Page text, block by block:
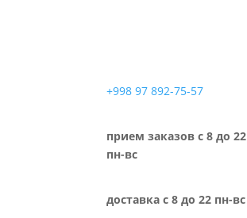
+998 97 892-75-57
прием заказов с 8 до 22
пн-вс
доставка с 8 до 22 пн-вс